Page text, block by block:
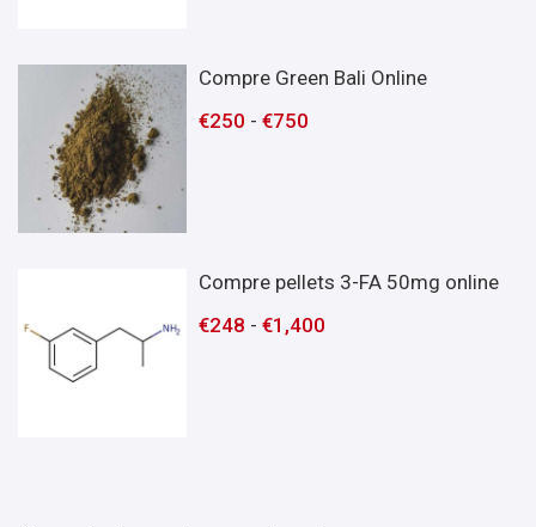
Compre Green Bali Online
€250 -€750
Compre pellets 3-FA 50mg online
€248 -€1,400